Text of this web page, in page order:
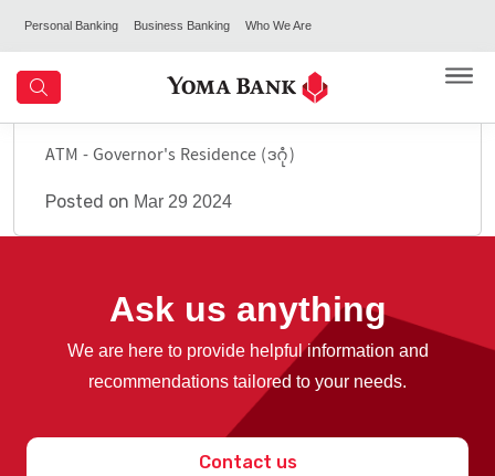
Personal Banking Business Banking Who We Are
ATM - Governor's Residence (ဒဂုံ)
Posted on Mar 29 2024
Ask us anything
We are here to provide helpful information and
recommendations tailored to your needs.
Contact us